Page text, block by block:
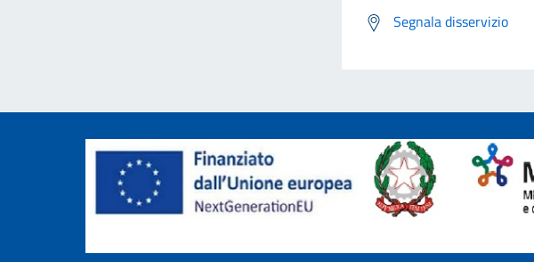
Segnala disservizio